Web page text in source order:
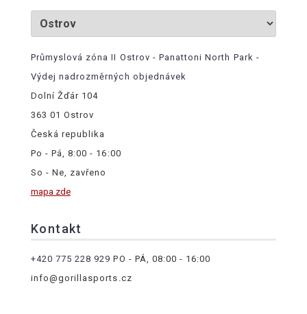
Průmyslová zóna II Ostrov - Panattoni North Park -
Výdej nadrozměrných objednávek
Dolní Žďár 104
363 01 Ostrov
Česká republika
Po - Pá, 8:00 - 16:00
So - Ne, zavřeno
mapa zde
Kontakt
+420 775 228 929 PO - PÁ, 08:00 - 16:00
info@gorillasports.cz